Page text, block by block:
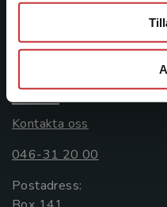
facklitteratur, utbildningar
informationstjänster i
längs hela kunskapsresan.
Kontakta oss
Kontakta oss
046-31 20 00
Postadress: